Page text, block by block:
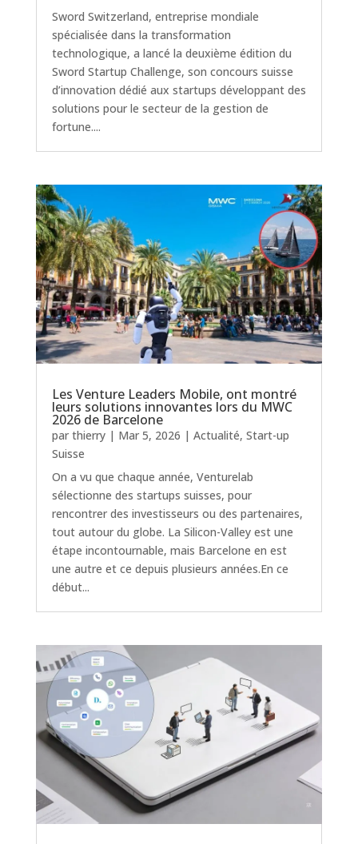
Sword Switzerland, entreprise mondiale
spécialisée dans la transformation
technologique, a lancé la deuxième édition du
Sword Startup Challenge, son concours suisse
d’innovation dédié aux startups développant des
solutions pour le secteur de la gestion de
fortune....
Les Venture Leaders Mobile, ont montré
leurs solutions innovantes lors du MWC
2026 de Barcelone
par thierry| Mar 5, 2026 | Actualité, Start-up
Suisse
On a vu que chaque année, Venturelab
sélectionne des startups suisses, pour
rencontrer des investisseurs ou des partenaires,
tout autour du globe. La Silicon-Valley est une
étape incontournable, mais Barcelone en est
une autre et ce depuis plusieurs années.En ce
début...